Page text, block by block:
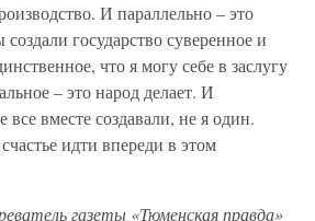
И параллельно – это
государство суверенное и
что я могу себе в заслугу
– это народ делает. И
все вместе создавали, не я один.
идти впереди в этом
газеты «Тюменская правда»